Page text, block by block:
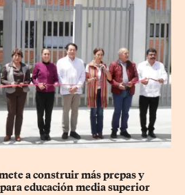
a construir más prepas y
educación media superior